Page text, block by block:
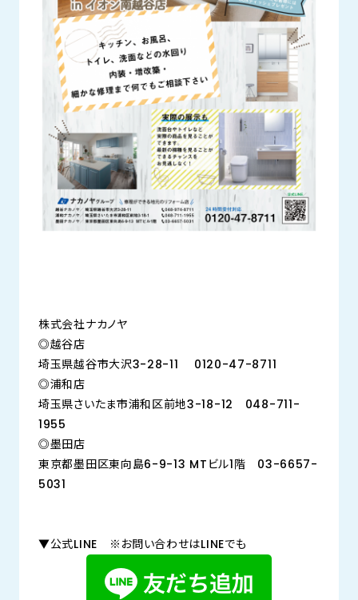
株式会社ナカノヤ
◎越谷店
埼玉県越谷市大沢3-28-11 0120-47-8711
◎浦和店
埼玉県さいたま市浦和区前地3-18-12 048-711-
1955
◎墨田店
東京都墨田区東向島6-9-13 MTビル1階 03-6657-
5031
▼公式LINE ※お問い合わせはLINEでも